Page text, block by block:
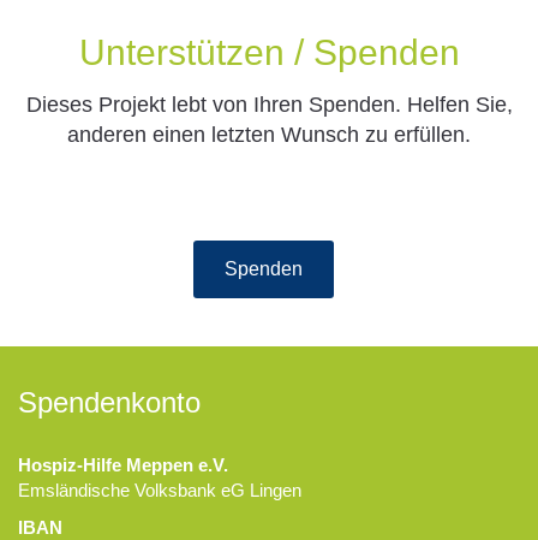
Unterstützen / Spenden
Dieses Projekt lebt von Ihren Spenden. Helfen Sie,
anderen einen letzten Wunsch zu erfüllen.
Spenden
Spendenkonto
Hospiz-Hilfe Meppen e.V.
Emsländische Volksbank eG Lingen
IBAN